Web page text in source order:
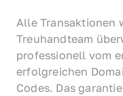
Alle Transaktionen
Treuhandteam
professionell vom
erfolgreichen
Codes. Das